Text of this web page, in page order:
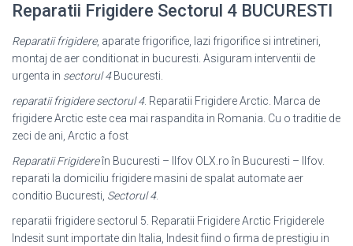
Reparatii Frigidere Sectorul 4 BUCURESTI
Reparatii frigidere, aparate frigorifice, lazi frigorifice si intretineri,
montaj de aer conditionat in bucuresti. Asiguram interventii de
urgenta in sectorul 4Bucuresti.
reparatii frigidere sectorul 4. Reparatii Frigidere Arctic. Marca de
frigidere Arctic este cea mai raspandita in Romania. Cu o traditie de
zeci de ani, Arctic a fost
Reparatii Frigidereîn Bucuresti – Ilfov OLX.ro în Bucuresti – Ilfov.
reparati la domiciliu frigidere masini de spalat automate aer
conditio Bucuresti, Sectorul 4.
reparatii frigidere sectorul 5. Reparatii Frigidere Arctic Frigiderele
Indesit sunt importate din Italia, Indesit fiind o firma de prestigiu in